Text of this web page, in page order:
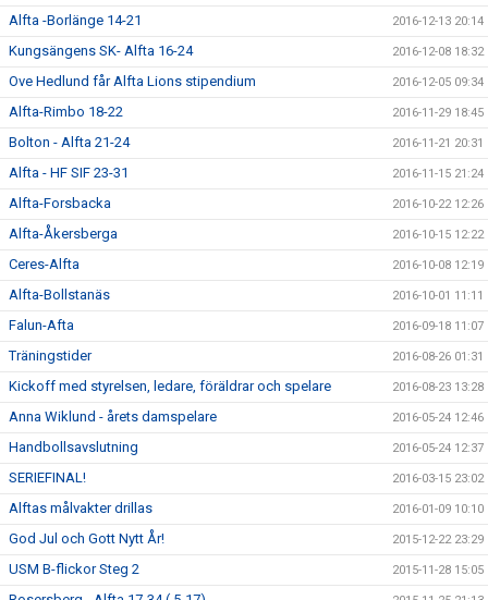
Alfta -Borlänge 14-21 2016-12-13 20:14
Kungsängens SK- Alfta 16-24 2016-12-08 18:32
Ove Hedlund får Alfta Lions stipendium 2016-12-05 09:34
Alfta-Rimbo 18-22 2016-11-29 18:45
Bolton - Alfta 21-24 2016-11-21 20:31
Alfta - HF SIF 23-31 2016-11-15 21:24
Alfta-Forsbacka 2016-10-22 12:26
Alfta-Åkersberga 2016-10-15 12:22
Ceres-Alfta 2016-10-08 12:19
Alfta-Bollstanäs 2016-10-01 11:11
Falun-Afta 2016-09-18 11:07
Träningstider 2016-08-26 01:31
Kickoff med styrelsen, ledare, föräldrar och spelare 2016-08-23 13:28
Anna Wiklund - årets damspelare 2016-05-24 12:46
Handbollsavslutning 2016-05-24 12:37
SERIEFINAL! 2016-03-15 23:02
Alftas målvakter drillas 2016-01-09 10:10
God Jul och Gott Nytt År! 2015-12-22 23:29
USM B-flickor Steg 2 2015-11-28 15:05